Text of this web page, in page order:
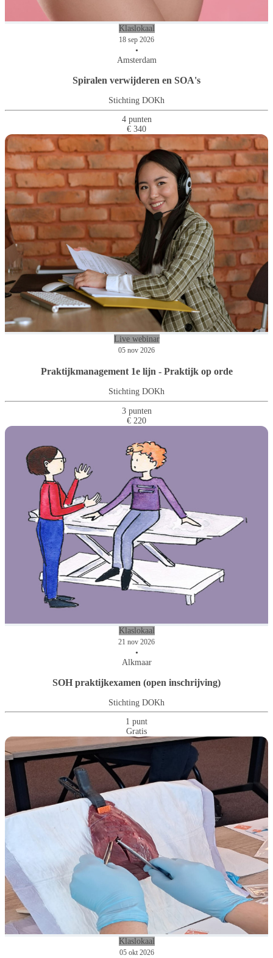
Klaslokaal
18 sep 2026
•
Amsterdam
Spiralen verwijderen en SOA's
Stichting DOKh
4 punten
€ 340
Live webinar
05 nov 2026
Praktijkmanagement 1e lijn - Praktijk op orde
Stichting DOKh
3 punten
€ 220
Klaslokaal
21 nov 2026
•
Alkmaar
SOH praktijkexamen (open inschrijving)
Stichting DOKh
1 punt
Gratis
Klaslokaal
05 okt 2026